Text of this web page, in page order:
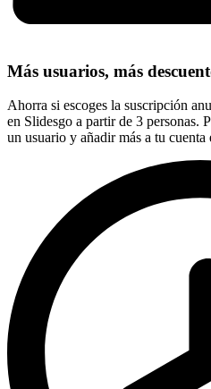
Más usuarios, más
Ahorra si escoges la suscripción
en Slidesgo a partir de 3 personas.
un usuario y añadir más a tu